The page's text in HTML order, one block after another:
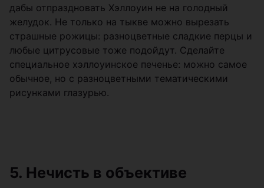
дабы отпраздновать Хэллоуин не на голодный
желудок. Не только на тыкве можно вырезать
страшные рожицы: разноцветные сладкие перцы и
любые цитрусовые тоже подойдут. Сделайте
специальное хэллоуинское печенье: можно самое
обычное, но с разноцветными тематическими
рисунками глазурью.
5. Нечисть в объективе